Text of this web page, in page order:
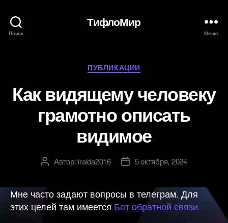
Поиск
ТифлоМир
Меню
Рубрики
ПУБЛИКАЦИИ
Как видящему человеку
грамотно описать
видимое
АвторАвтор: iraida2016
Дата5 октября, 2024
Мне часто задают вопросы в телеграм. Для
этих целей там имеется Бот обратной связи